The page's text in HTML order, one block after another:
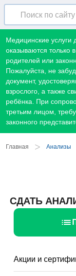
Медицинские услуги
оказываются только
родителей или
Пожалуйста, не
документ,
взрослого, а также
ребёнка. При
третьим лицом,
законного
Главная > Анализы
СДАТЬ
Акции и